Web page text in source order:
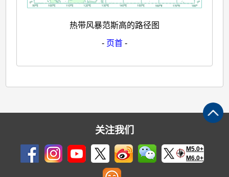
热带风暴范斯高的路径图
- 页首 -
关注我们
M5.0+
M6.0+